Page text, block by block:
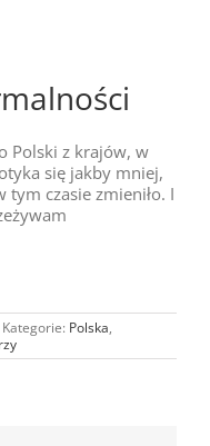
Polski z krajów, w
się jakby mniej,
tym czasie zmieniło. I
Kategorie: Polska,